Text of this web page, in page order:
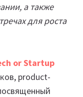
а также
для роста
or Startup
product-